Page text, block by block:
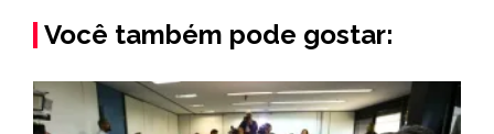
Você também pode gostar: